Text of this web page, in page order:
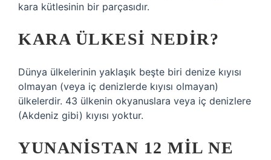
kara kütlesinin bir parçasıdır.
KARA ÜLKESI NEDIR?
Dünya ülkelerinin yaklaşık beşte biri denize kıyısı
olmayan (veya iç denizlerde kıyısı olmayan)
ülkelerdir. 43 ülkenin okyanuslara veya iç denizlere
(Akdeniz gibi) kıyısı yoktur.
YUNANISTAN 12 MIL NE